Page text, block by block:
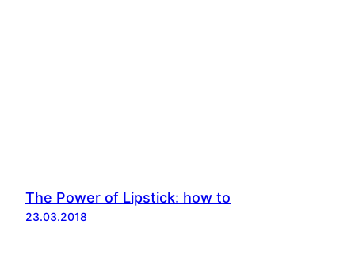
The Power of Lipstick: how to
23.03.2018